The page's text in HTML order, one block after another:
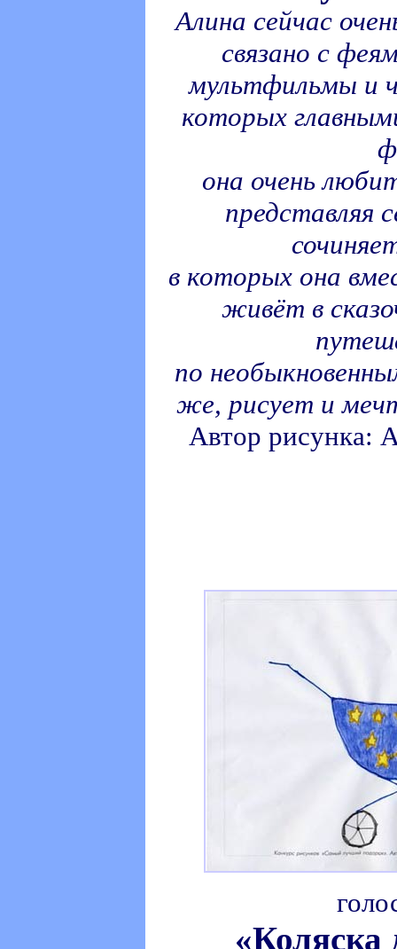
Алина сейчас
связано с
мультфильмы и
которых
она очень
представляя
в которых она
живёт в
по
же, рисует и
Автор рисунка: